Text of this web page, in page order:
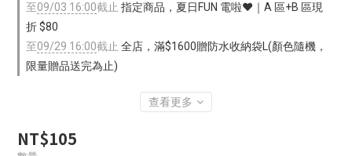
至09/03 16:00截止 指定商品，夏日FUN 電啦❤️｜A 區+B 區現
折 $80
至09/29 16:00截止 全店，滿$1600贈防水收納袋L(顏色隨機，
限量贈品送完為止)
查看更多
NT$105